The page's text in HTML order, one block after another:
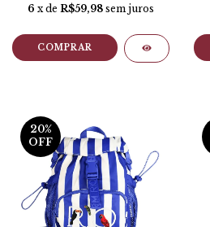
6 x de R$59,98 sem juros
COMPRAR
20%
OFF